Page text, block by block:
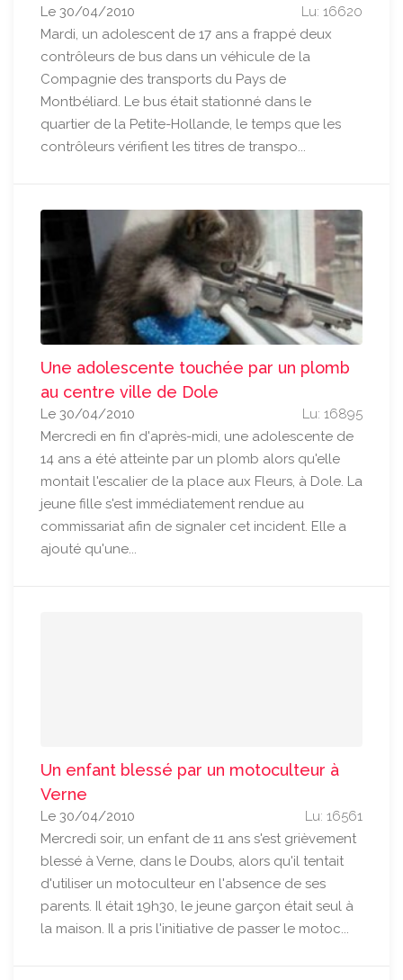
Lu: 16620
Le 30/04/2010
Mardi, un adolescent de 17 ans a frappé deux
contrôleurs de bus dans un véhicule de la
Compagnie des transports du Pays de
Montbéliard. Le bus était stationné dans le
quartier de la Petite-Hollande, le temps que les
contrôleurs vérifient les titres de transpo...
Une adolescente touchée par un plomb
au centre ville de Dole
Lu: 16895
Le 30/04/2010
Mercredi en fin d'après-midi, une adolescente de
14 ans a été atteinte par un plomb alors qu'elle
montait l'escalier de la place aux Fleurs, à Dole. La
jeune fille s'est immédiatement rendue au
commissariat afin de signaler cet incident. Elle a
ajouté qu'une...
Un enfant blessé par un motoculteur à
Verne
Lu: 16561
Le 30/04/2010
Mercredi soir, un enfant de 11 ans s'est grièvement
blessé à Verne, dans le Doubs, alors qu'il tentait
d'utiliser un motoculteur en l'absence de ses
parents. Il était 19h30, le jeune garçon était seul à
la maison. Il a pris l'initiative de passer le motoc...